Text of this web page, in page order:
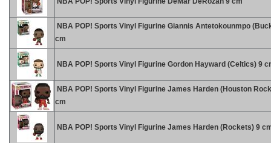
NBA POP! Sports Vinyl Figurine Giannis Antetokounmpo
cm
NBA POP! Sports Vinyl Figurine Gordon Hayward (Celtics) 9
NBA POP! Sports Vinyl Figurine James Harden (Houston
cm
NBA POP! Sports Vinyl Figurine James Harden (Rockets) 9